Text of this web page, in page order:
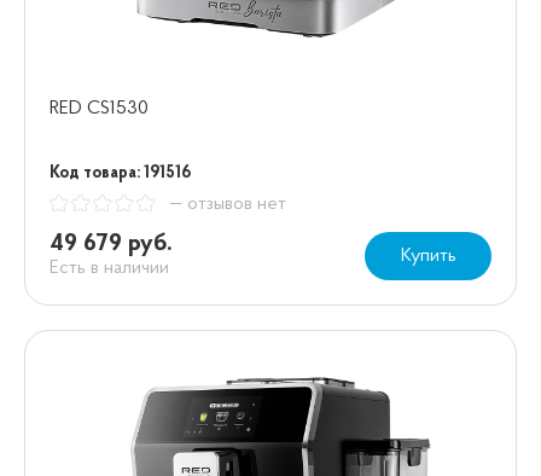
RED CS1530
Код товара: 191516
— отзывов нет
49 679 руб.
Есть в наличии
Купить